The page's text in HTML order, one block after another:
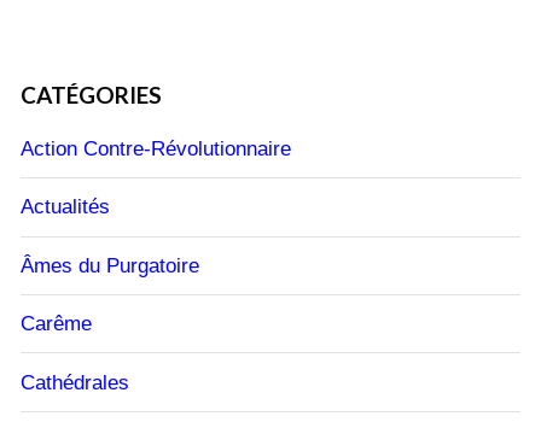
CATÉGORIES
Action Contre-Révolutionnaire
Actualités
Âmes du Purgatoire
Carême
Cathédrales